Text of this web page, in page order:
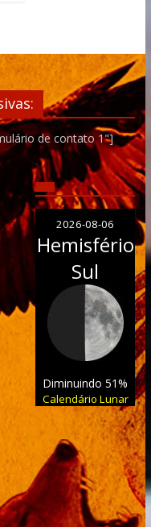
de contato 1"]
2026-08-06
Hemisfério
Sul
Diminuindo 51%
Calendário Lunar